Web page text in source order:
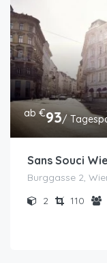
ab €93/
Sans Souci
Burggasse 2,
2
110